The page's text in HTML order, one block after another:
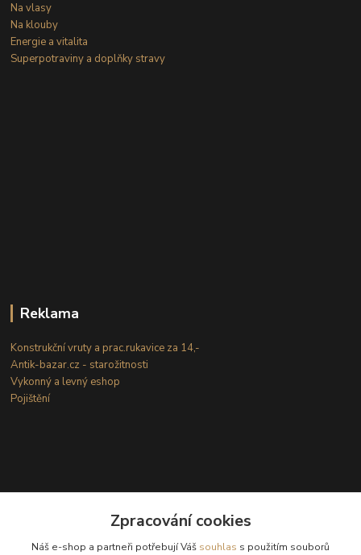
Na vlasy
Na klouby
Energie a vitalita
Superpotraviny a doplňky stravy
Reklama
Konstrukční vruty a prac.rukavice za 14,-
Antik-bazar.cz - starožitnosti
Vykonný a levný eshop
Pojištění
Kontakty
Zpracování cookies
Náš e-shop a partneři potřebují Váš souhlas s použitím souborů